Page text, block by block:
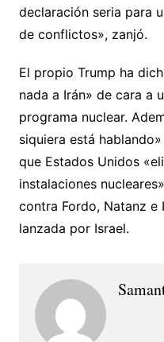
declaración seria para
de conflictos», zanjó.
El propio Trump ha
nada a Irán» de cara a
programa nuclear.
siquiera está
que Estados Unidos
instalaciones
contra Fordo, Natanz e
lanzada por Israel.